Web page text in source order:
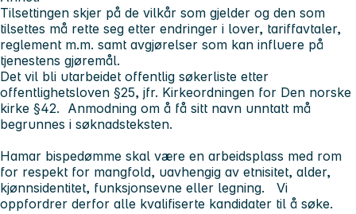
Tilsettingen skjer på de vilkår som gjelder og den som
tilsettes må rette seg etter endringer i lover, tariffavtaler,
reglement m.m. samt avgjørelser som kan influere på
tjenestens gjøremål.
Det vil bli utarbeidet offentlig søkerliste etter
offentlighetsloven §25, jfr. Kirkeordningen for Den norske
kirke §42. Anmodning om å få sitt navn unntatt må
begrunnes i søknadsteksten.
Hamar bispedømme skal være en arbeidsplass med rom
for respekt for mangfold, uavhengig av etnisitet, alder,
kjønnsidentitet, funksjonsevne eller legning. Vi
oppfordrer derfor alle kvalifiserte kandidater til å søke.